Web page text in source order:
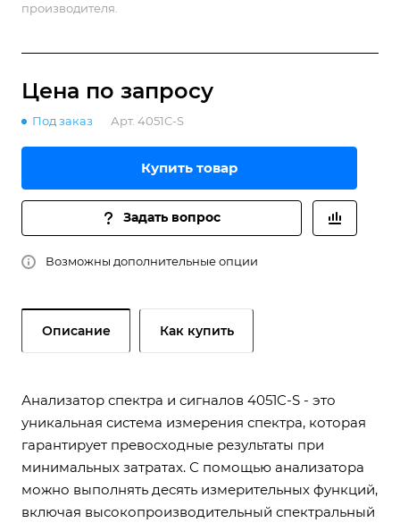
производителя.
Цена по запросу
Под заказ Арт. 4051C-S
Купить товар
Задать вопрос
Возможны дополнительные опции
Описание Как купить
Анализатор спектра и сигналов 4051C-S - это
уникальная система измерения спектра, которая
гарантирует превосходные результаты при
минимальных затратах. С помощью анализатора
можно выполнять десять измерительных функций,
включая высокопроизводительный спектральный